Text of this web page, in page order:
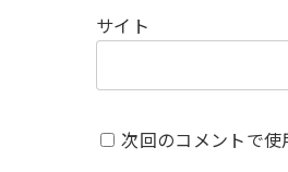
サイト
次回のコメントで使